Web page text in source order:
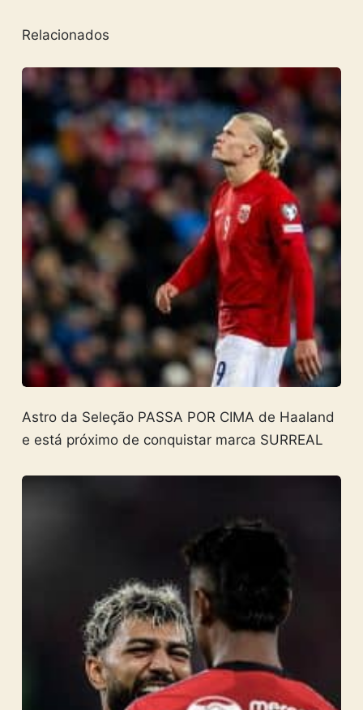
Relacionados
Astro da Seleção PASSA POR CIMA de Haaland
e está próximo de conquistar marca SURREAL